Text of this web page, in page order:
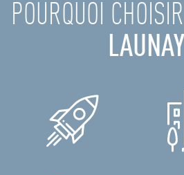
POURQUOI CHOISIR
LAUNAY